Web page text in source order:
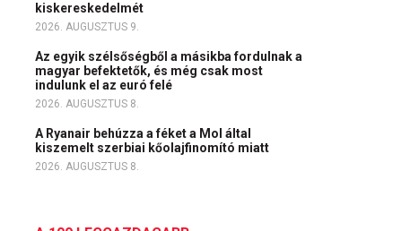
kiskereskedelmét
2026. AUGUSZTUS 9.
Az egyik szélsőségből a másikba fordulnak a
magyar befektetők, és még csak most
indulunk el az euró felé
2026. AUGUSZTUS 8.
A Ryanair behúzza a féket a Mol által
kiszemelt szerbiai kőolajfinomító miatt
2026. AUGUSZTUS 8.